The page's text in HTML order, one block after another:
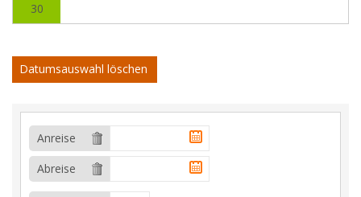
30
Datumsauswahl löschen
Anreise
Abreise